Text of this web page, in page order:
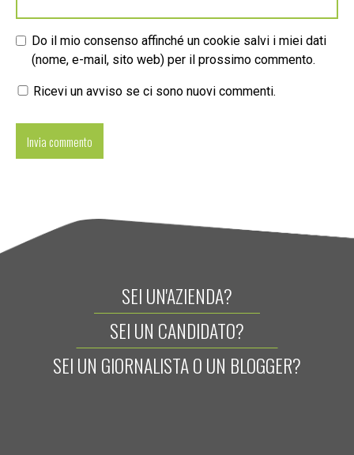
Do il mio consenso affinché un cookie salvi i miei dati
(nome, e-mail, sito web) per il prossimo commento.
Ricevi un avviso se ci sono nuovi commenti.
SEI UN'AZIENDA?
SEI UN CANDIDATO?
SEI UN GIORNALISTA O UN BLOGGER?